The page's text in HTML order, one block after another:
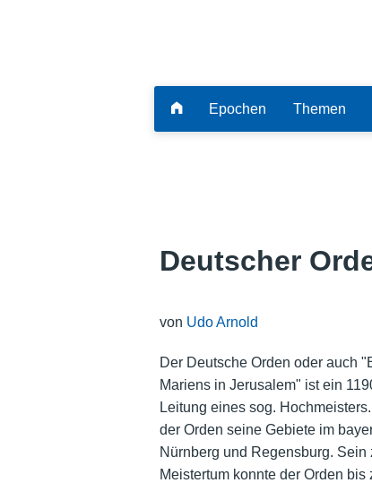
Epochen Themen
Deutscher
von Udo Arnold
Der Deutsche Orden oder auch
Mariens in Jerusalem" ist ein
Leitung eines sog.
der Orden seine Gebiete im
Nürnberg und Regensburg.
Meistertum konnte der Orden